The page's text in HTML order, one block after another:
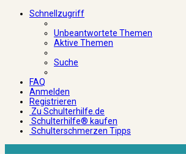
Schnellzugriff
Unbeantwortete Themen
Aktive Themen
Suche
FAQ
Anmelden
Registrieren
Zu Schulterhilfe.de
Schulterhilfe® kaufen
Schulterschmerzen Tipps